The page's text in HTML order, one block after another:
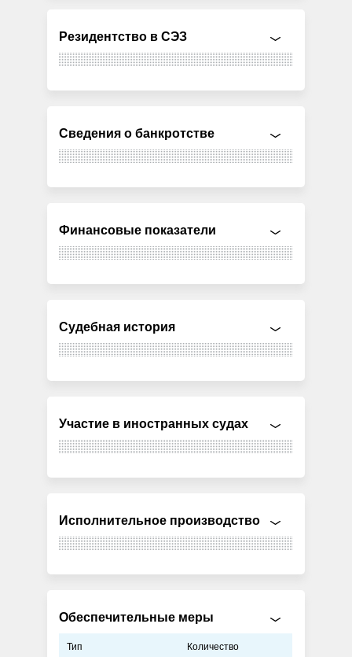
Резидентство в СЭЗ
Сведения о банкротстве
Финансовые показатели
Судебная история
Участие в иностранных судах
Исполнительное производство
Обеспечительные меры
Тип Количество